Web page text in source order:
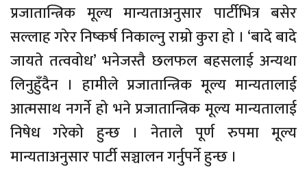
प्रजातान्त्रिक मूल्य मान्यताअनुसार पार्टीभित्र बसेर
सल्लाह गरेर निष्कर्ष निकाल्नु राम्रो कुरा हो । ‘बादे बादे
जायते तत्ववोध’ भनेजस्तै छलफल बहसलाई अन्यथा
लिनुहुँदैन । हामीले प्रजातान्त्रिक मूल्य मान्यतालाई
आत्मसाथ नगर्ने हो भने प्रजातान्त्रिक मूल्य मान्यतालाई
निषेध गरेको हुन्छ । नेताले पूर्ण रुपमा मूल्य
मान्यताअनुसार पार्टी सञ्चालन गर्नुपर्ने हुन्छ ।